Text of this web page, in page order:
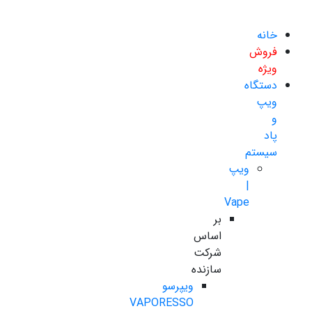
خانه
فروش
ویژه
دستگاه
ویپ
و
پاد
سیستم
ویپ
|
Vape
بر
اساس
شرکت
سازنده
ویپرسو
VAPORESSO